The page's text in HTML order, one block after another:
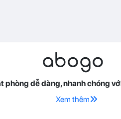
abogo
phòng dễ dàng, nhanh chóng
Xem thêm